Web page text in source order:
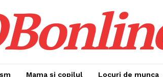
Mama si copilul Locuri de munca